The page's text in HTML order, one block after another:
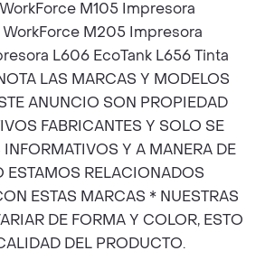
M105 Impresora
M205 Impresora
L606 EcoTank L656 Tinta
LAS MARCAS Y MODELOS
ANUNCIO SON PROPIEDAD
FABRICANTES Y SOLO SE
Y A MANERA DE
ESTAMOS RELACIONADOS
ESTAS MARCAS * NUESTRAS
DE FORMA Y COLOR, ESTO
DEL PRODUCTO.